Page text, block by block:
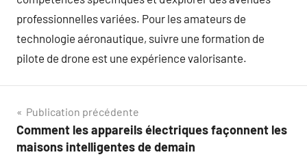
professionnelles variées. Pour les amateurs de
technologie aéronautique, suivre une formation de
pilote de drone est une expérience valorisante.
Navigation
de
Publication précédente
Comment les appareils électriques façonnent les
maisons intelligentes de demain